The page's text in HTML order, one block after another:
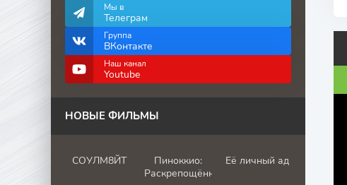
Мы в
Телеграм
Группа
ВКонтакте
Наш канал
Youtube
НОВЫЕ ФИЛЬМЫ
СОУЛМ8ЙТ
Пиноккио:
Раскрепощённый
Её личный ад